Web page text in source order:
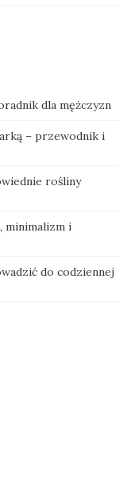
dla mężczyzn
– przewodnik i
rośliny
minimalizm i
do codziennej